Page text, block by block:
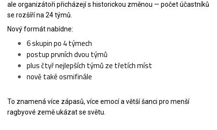
ale organizátoři přicházejí s historickou změnou — počet účastníků
se rozšíří na 24 týmů.
Nový formát nabídne:
6 skupin po 4 týmech
postup prvních dvou týmů
plus čtyř nejlepších týmů ze třetích míst
nově také osmifinále
To znamená více zápasů, více emocí a větší šanci pro menší
ragbyové země ukázat se světu.